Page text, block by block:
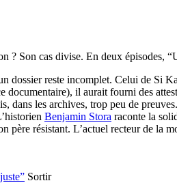
Son cas divise. En deux épisodes,
dossier reste incomplet. Celui de
documentaire), il aurait fourni des
dans les archives, trop peu de
Benjamin Stora raconte la
père résistant. L’actuel recteur de la
Sortir